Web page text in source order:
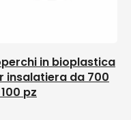
in bioplastica
insalatiera da 700
pz